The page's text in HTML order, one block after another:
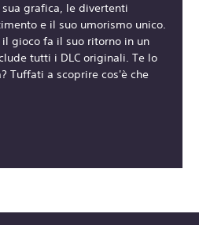
grafica, le divertenti
e il suo umorismo unico.
il gioco fa il suo ritorno in un
tutti i DLC originali. Te lo
Tuffati a scoprire cos'è che